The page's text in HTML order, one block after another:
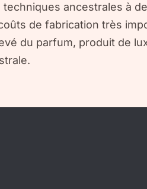
ancestrales à
de fabrication très
du parfum, produit de